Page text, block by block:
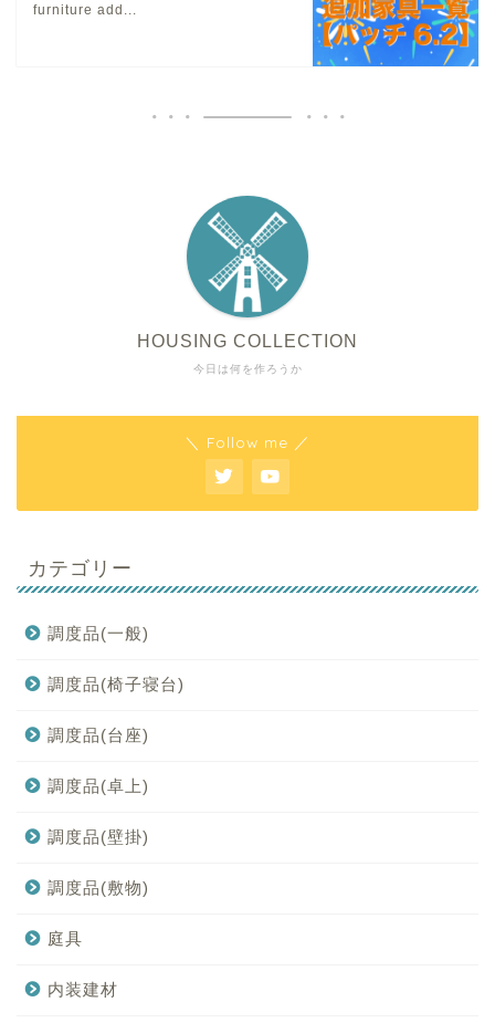
furniture add...
今日は何を作ろうか
HOUSING COLLECTION
＼ Follow me ／
カテゴリー
調度品(一般)
調度品(椅子寝台)
調度品(台座)
調度品(卓上)
調度品(壁掛)
調度品(敷物)
庭具
内装建材